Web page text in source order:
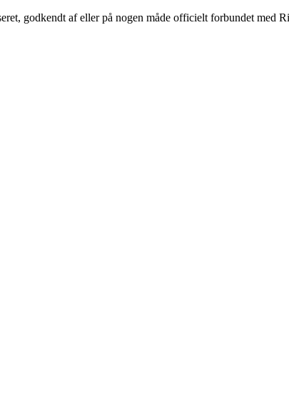
godkendt af eller på nogen måde officielt forbundet